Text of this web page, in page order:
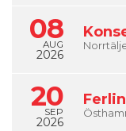
08
AUG
2026
20
SEP
2026